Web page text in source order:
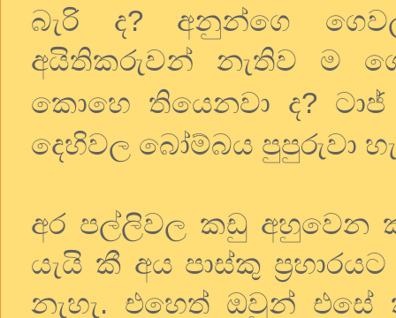
බැරි ද? අනුන්ගෙ
අයිතිකරුවන් නැතිව ම
කොහෙ තියෙනවා ද?
දෙහිවල බෝම්බය පුපුරුවා
අර පල්ලිවල කඩු
යැයි කී අය පාස්කු
නැහැ. එහෙත් ඔවුන්